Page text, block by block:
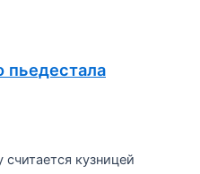
пьедестала
кузницей